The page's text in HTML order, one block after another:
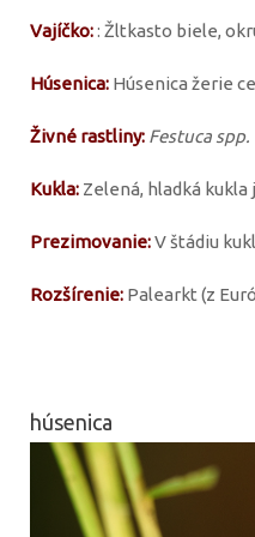
Vajíčko:: Žltkasto biele,
Húsenica: Húsenica žerie
Živné rastliny: Festuca spp.
Kukla: Zelená, hladká
Prezimovanie:V štádiu
Rozšírenie: Palearkt (z
húsenica